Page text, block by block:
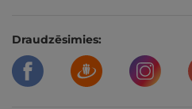
Draudzēsimies: